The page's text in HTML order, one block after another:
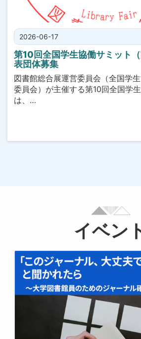
2026-06-17
第10回全国学生協働サミット
表団体募集
図書館総合展運営委員会（全国学
委員会）が主催する第10回全国学
は、…
イベン